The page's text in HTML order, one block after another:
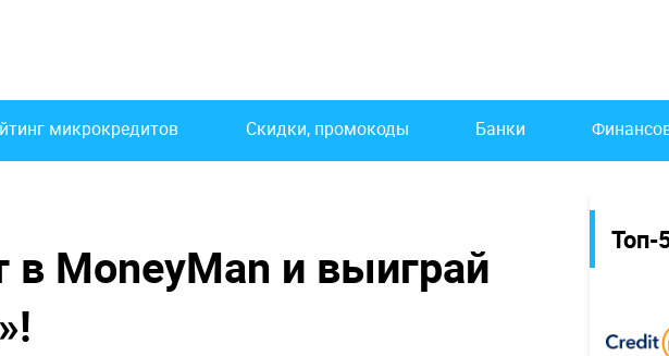
микрокредитов Скидки, промокоды Банки
Топ-
MoneyMan и выиграй